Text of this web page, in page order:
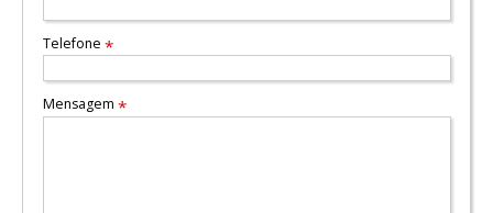
Telefone *
Mensagem *